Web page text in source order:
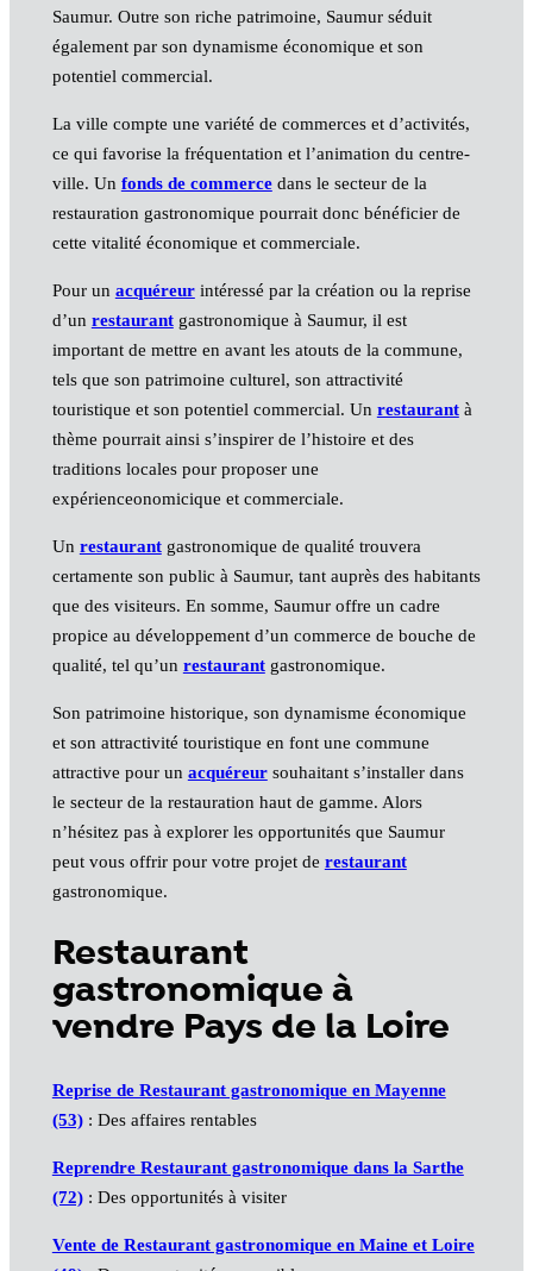
Saumur. Outre son riche patrimoine, Saumur séduit
également par son dynamisme économique et son
potentiel commercial.
La ville compte une variété de commerces et d’activités,
ce qui favorise la fréquentation et l’animation du centre-
ville. Un fonds de commercedans le secteur de la
restauration gastronomique pourrait donc bénéficier de
cette vitalité économique et commerciale.
Pour un acquéreurintéressé par la création ou la reprise
d’un restaurantgastronomique à Saumur, il est
important de mettre en avant les atouts de la commune,
tels que son patrimoine culturel, son attractivité
touristique et son potentiel commercial. Un restaurantà
thème pourrait ainsi s’inspirer de l’histoire et des
traditions locales pour proposer une
expérienceonomicique et commerciale.
Un restaurantgastronomique de qualité trouvera
certamente son public à Saumur, tant auprès des habitants
que des visiteurs. En somme, Saumur offre un cadre
propice au développement d’un commerce de bouche de
qualité, tel qu’un restaurantgastronomique.
Son patrimoine historique, son dynamisme économique
et son attractivité touristique en font une commune
attractive pour un acquéreursouhaitant s’installer dans
le secteur de la restauration haut de gamme. Alors
n’hésitez pas à explorer les opportunités que Saumur
peut vous offrir pour votre projet de restaurant
gastronomique.
Restaurant
gastronomique à
vendre Pays de la Loire
Reprise de Restaurant gastronomique en Mayenne
(53): Des affaires rentables
Reprendre Restaurant gastronomique dans la Sarthe
(72): Des opportunités à visiter
Vente de Restaurant gastronomique en Maine et Loire